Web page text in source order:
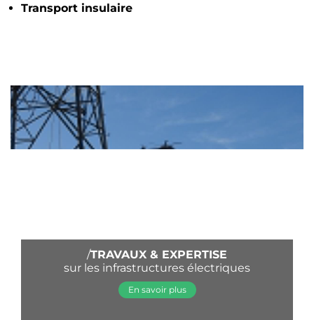
Transport insulaire
/TRAVAUX & EXPERTISE
sur les infrastructures électriques
En savoir plus